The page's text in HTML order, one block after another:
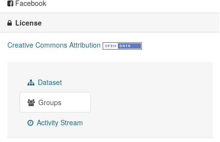
Facebook
License
Creative Commons Attribution
Dataset
Groups
Activity Stream